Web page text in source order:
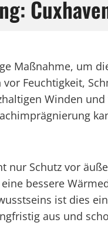
Maßnahme, um
Feuchtigkeit,
Winden
Schutz vor
bessere
ist dies
aus und